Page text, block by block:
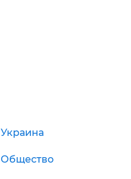
Украина
Общество